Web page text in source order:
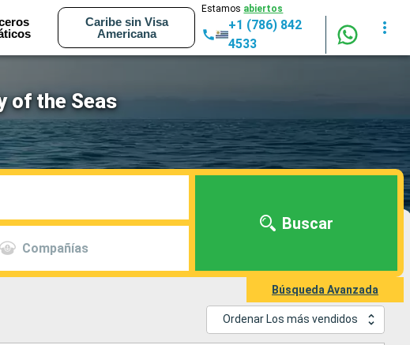
Caribe sin Visa
Americana
Estamos abiertos
+1 (786) 842
4533
of the Seas
Compañías
Buscar
Búsqueda Avanzada
Ordenar Los más vendidos